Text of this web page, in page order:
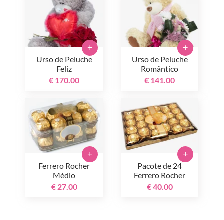
Urso de Peluche
Feliz
€ 170.00
+
Urso de Peluche
Romântico
€ 141.00
+
Ferrero Rocher
Médio
€ 27.00
+
Pacote de 24
Ferrero Rocher
€ 40.00
+